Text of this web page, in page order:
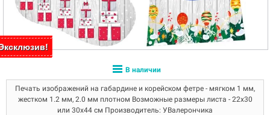
В наличии
Печать изображений на габардине и корейском фетре - мягком 1 мм,
жестком 1.2 мм, 2.0 мм плотном Возможные размеры листа - 22х30
или 30х44 см Производитель: УВалерончика